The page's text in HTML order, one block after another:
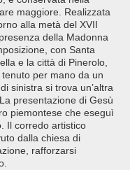
maggiore. Realizzata
alla metà del XVII
della Madonna
con Santa
e la città di Pinerolo,
per mano da un
sinistra si trova un’altra
presentazione di Gesù
piemontese che eseguì
Il corredo artistico
dalla chiesa di
rafforzarsi